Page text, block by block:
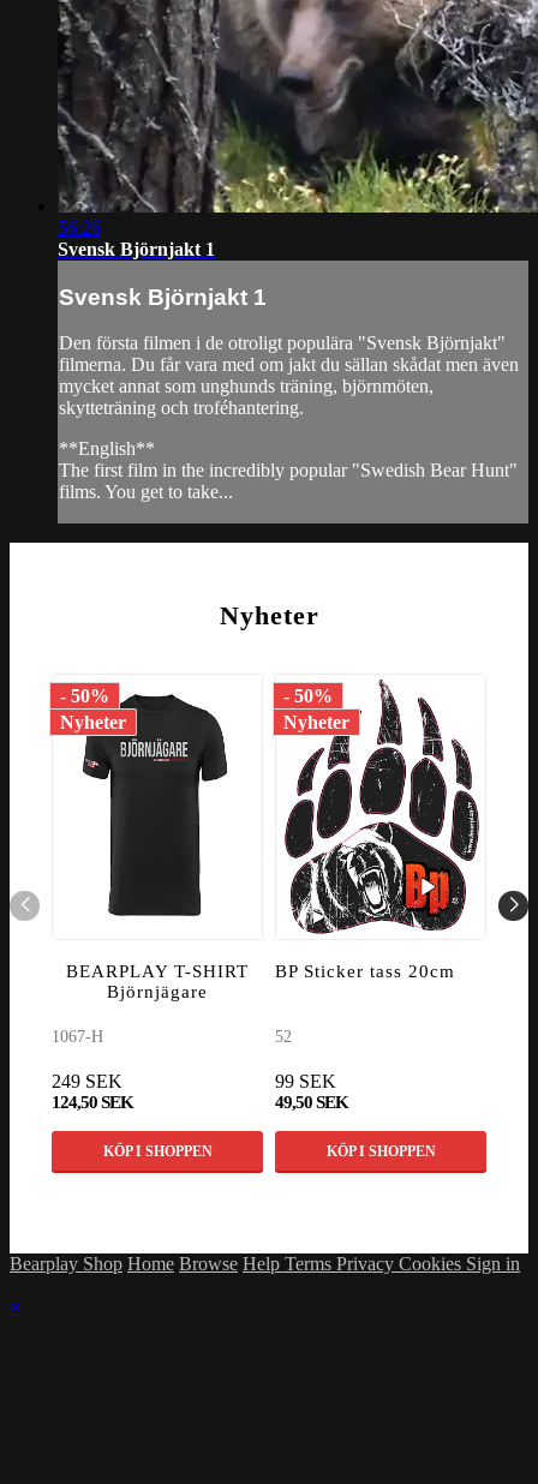
56:26
Svensk Björnjakt 1
Svensk Björnjakt 1
Den första filmen i de otroligt populära "Svensk Björnjakt"
filmerna. Du får vara med om jakt du sällan skådat men även
mycket annat som unghunds träning, björnmöten,
skytteträning och troféhantering.
**English**
The first film in the incredibly popular "Swedish Bear Hunt"
films. You get to take...
Nyheter
- 50%
Nyheter
BEARPLAY T-SHIRT
Björnjägare
1067-H
249 SEK
124,50 SEK
KÖP I SHOPPEN
- 50%
Nyheter
BP Sticker tass 20cm
52
99 SEK
49,50 SEK
KÖP I SHOPPEN
Bearplay Shop Home Browse Help Terms Privacy Cookies Sign in
×